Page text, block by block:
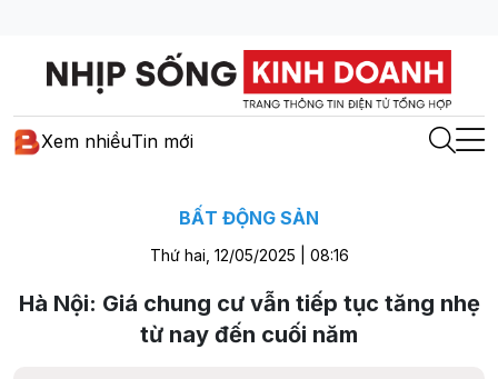
Xem nhiềuTin mới
BẤT ĐỘNG SẢN
Thứ hai, 12/05/2025 | 08:16
Hà Nội: Giá chung cư vẫn tiếp tục tăng nhẹ
từ nay đến cuối năm